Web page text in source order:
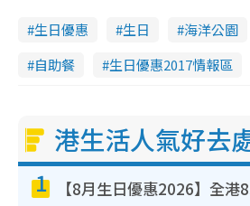
生日優惠 生日 海洋公園
自助餐
生日優惠2017情報區
港生活人氣好去
1